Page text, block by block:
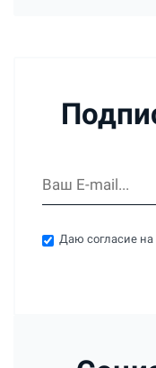
Даю согласие на